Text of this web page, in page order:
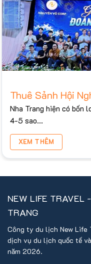
Thuê Sảnh Hội
Bảng Giá Tham
Nha Trang hiện có bốn
4-5 sao...
XEM THÊM
NEW LIFE TRAVEL
TRANG
Công ty du lịch New Life
dịch vụ du lịch quốc tế
năm 2026.